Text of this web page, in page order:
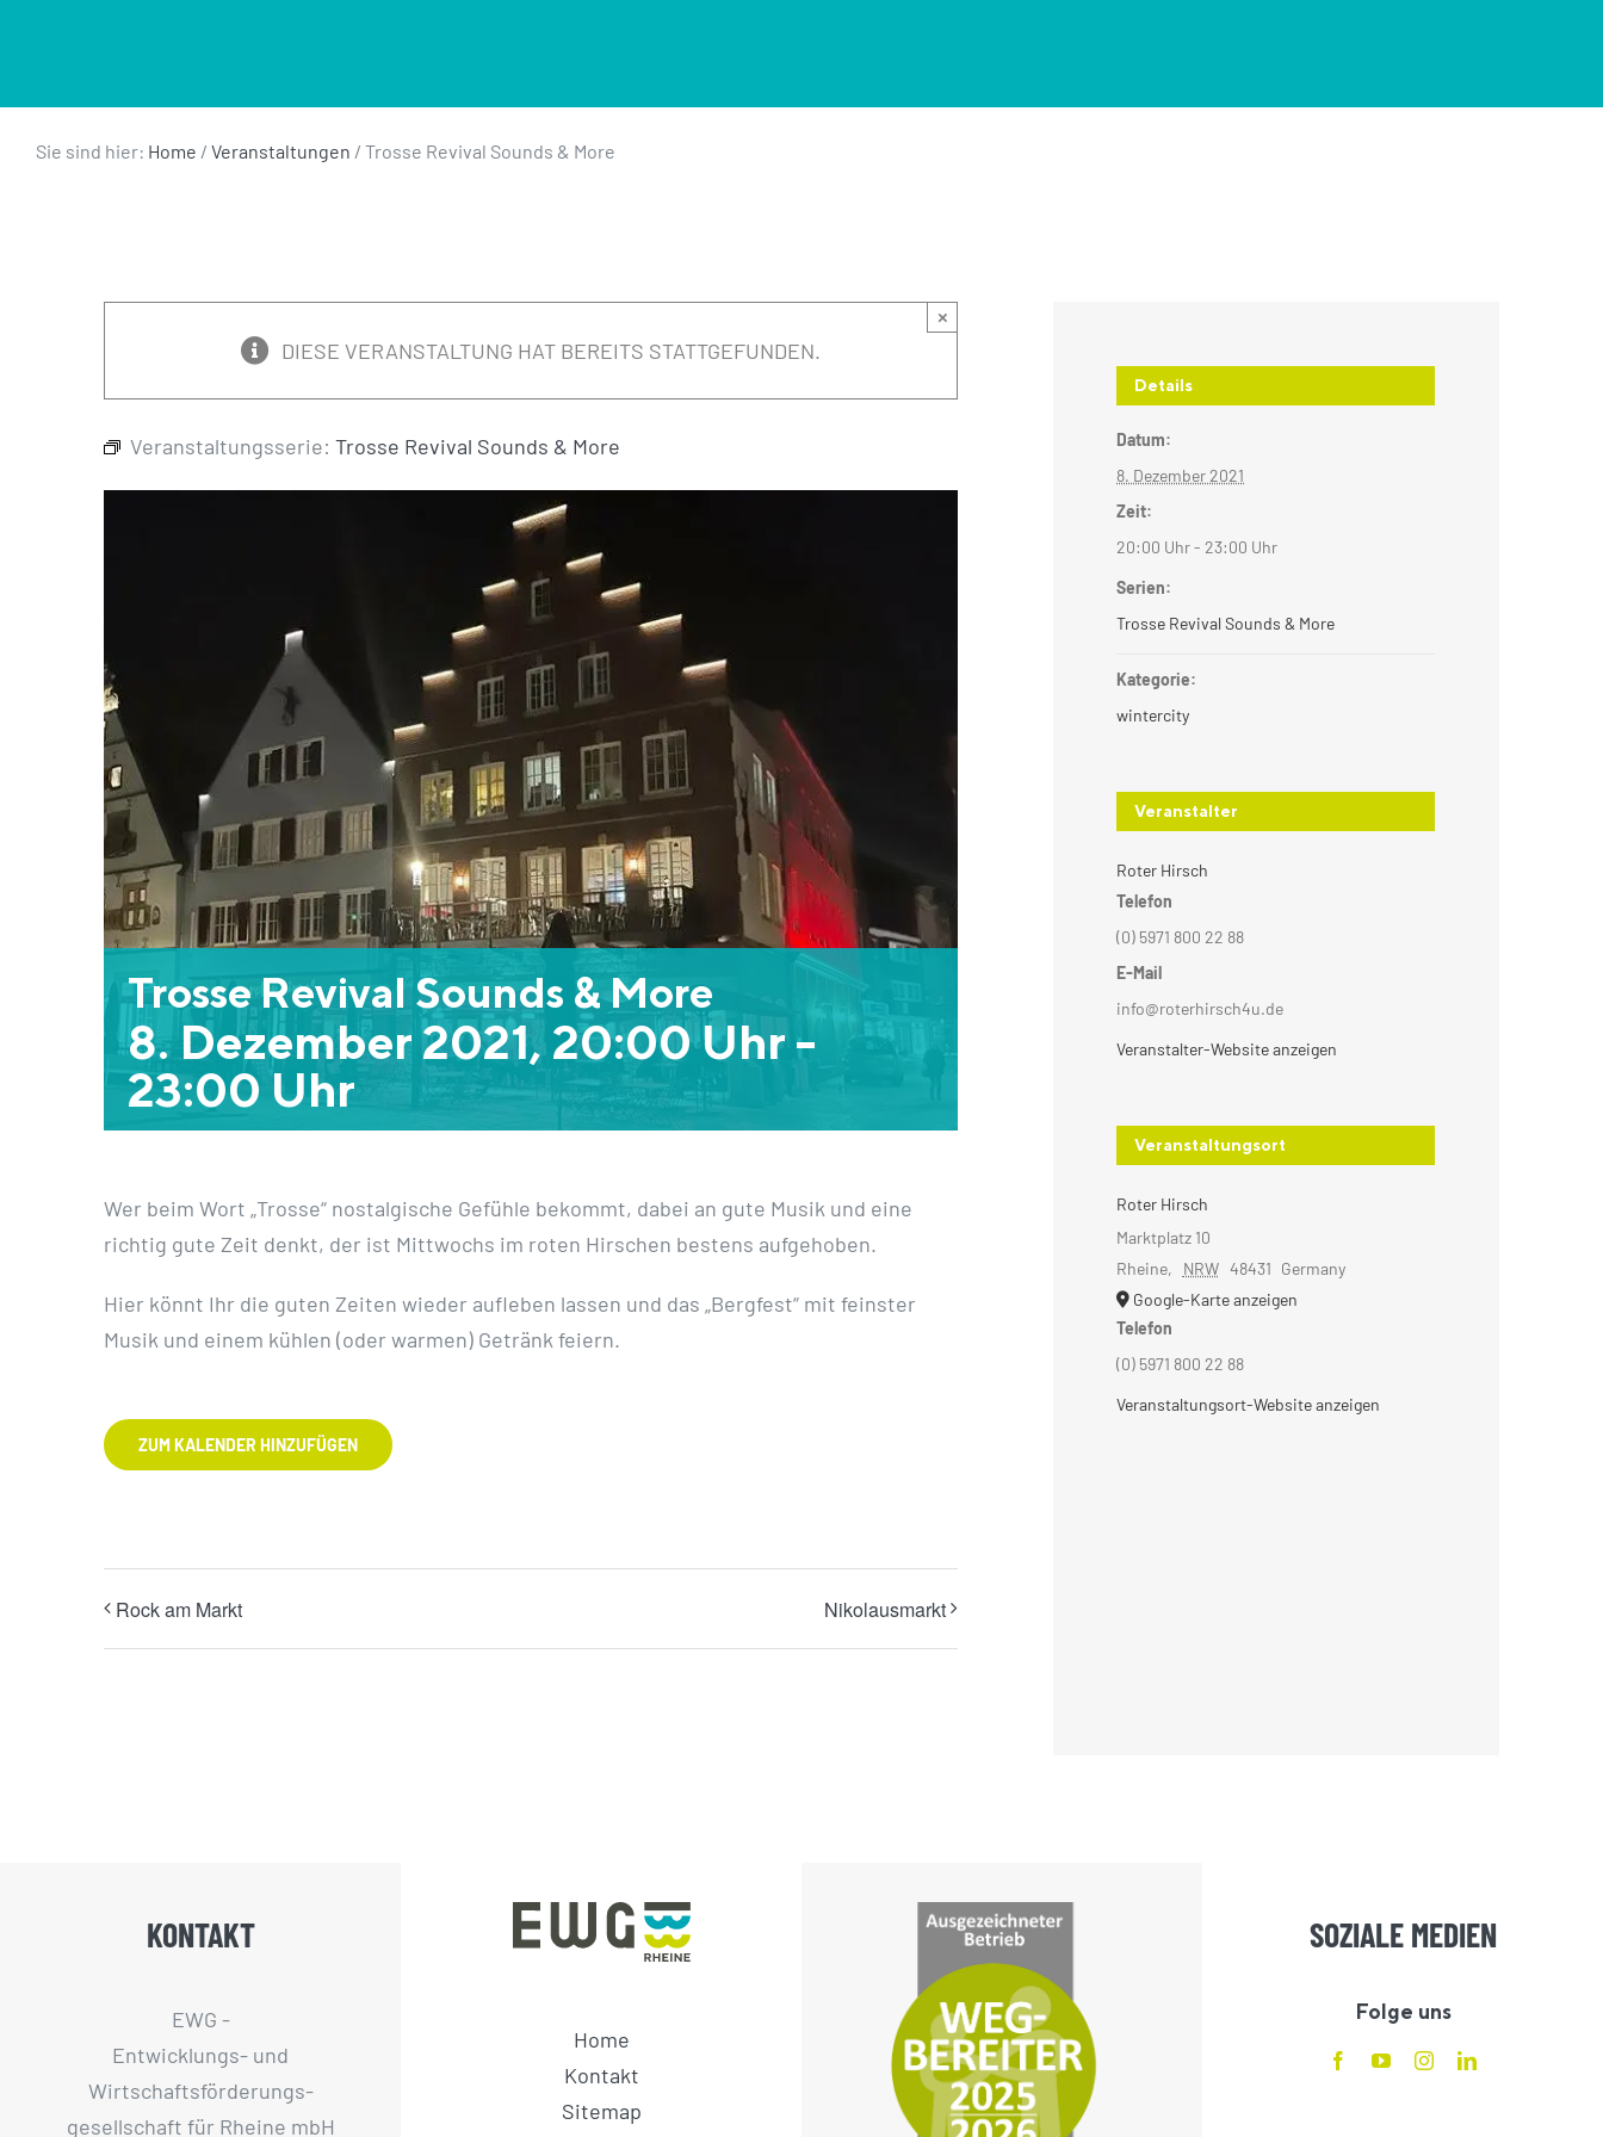
Sie sind hier: Home / Veranstaltungen / Trosse Revival Sounds & More
DIESE VERANSTALTUNG HAT BEREITS STATTGEFUNDEN.
×
Veranstaltungsserie: Trosse Revival Sounds & More
Trosse Revival Sounds & More
8. Dezember 2021, 20:00 Uhr-
23:00 Uhr
Wer beim Wort „Trosse“ nostalgische Gefühle bekommt, dabei an gute Musik und eine
richtig gute Zeit denkt, der ist Mittwochs im roten Hirschen bestens aufgehoben.
Hier könnt Ihr die guten Zeiten wieder aufleben lassen und das „Bergfest“ mit feinster
Musik und einem kühlen (oder warmen) Getränk feiern.
ZUM KALENDER HINZUFÜGEN
Rock am Markt Nikolausmarkt
Details
Datum:
8. Dezember 2021
Zeit:
20:00 Uhr - 23:00 Uhr
Serien:
Trosse Revival Sounds & More
Kategorie:
wintercity
Veranstalter
Roter Hirsch
Telefon
(0) 5971 800 22 88
E-Mail
info@roterhirsch4u.de
Veranstalter-Website anzeigen
Veranstaltungsort
Roter Hirsch
Marktplatz 10
Rheine, NRW 48431 Germany
Google-Karte anzeigen
Telefon
(0) 5971 800 22 88
Veranstaltungsort-Website anzeigen
KONTAKT
EWG -
Entwicklungs- und
Wirtschaftsförderungs­
gesellschaft für Rheine mbH
Home
Kontakt
Sitemap
SOZIALE MEDIEN
Folge uns